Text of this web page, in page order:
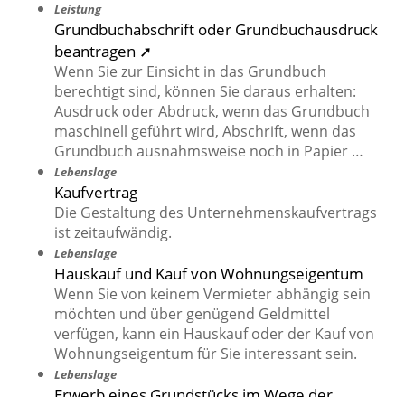
Leistung
Grundbuchabschrift oder Grundbuchausdruck
beantragen ➚
Wenn Sie zur Einsicht in das Grundbuch
berechtigt sind, können Sie daraus erhalten:
Ausdruck oder Abdruck, wenn das Grundbuch
maschinell geführt wird, Abschrift, wenn das
Grundbuch ausnahmsweise noch in Papier …
Lebenslage
Kaufvertrag
Die Gestaltung des Unternehmenskaufvertrags
ist zeitaufwändig.
Lebenslage
Hauskauf und Kauf von Wohnungseigentum
Wenn Sie von keinem Vermieter abhängig sein
möchten und über genügend Geldmittel
verfügen, kann ein Hauskauf oder der Kauf von
Wohnungseigentum für Sie interessant sein.
Lebenslage